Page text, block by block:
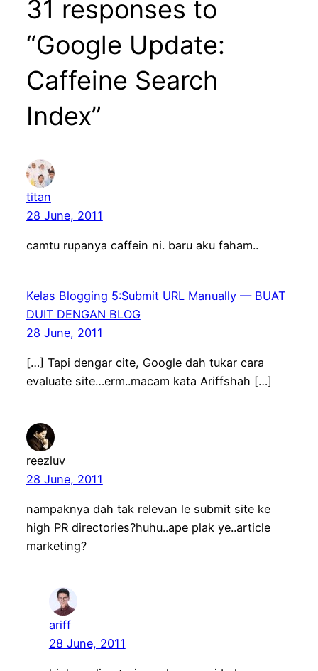
31 responses to
“Google Update:
Caffeine Search
Index”
titan
28 June, 2011
camtu rupanya caffein ni. baru aku faham..
Kelas Blogging 5:Submit URL Manually — BUAT
DUIT DENGAN BLOG
28 June, 2011
[…] Tapi dengar cite, Google dah tukar cara
evaluate site…erm..macam kata Ariffshah […]
reezluv
28 June, 2011
nampaknya dah tak relevan le submit site ke
high PR directories?huhu..ape plak ye..article
marketing?
ariff
28 June, 2011